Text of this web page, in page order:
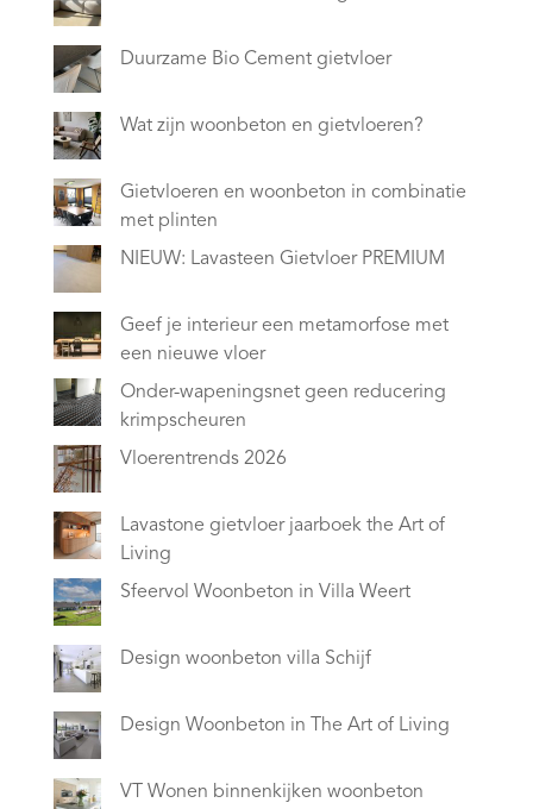
Duurzame Bio Cement gietvloer
Wat zijn woonbeton en gietvloeren?
Gietvloeren en woonbeton in combinatie
met plinten
NIEUW: Lavasteen Gietvloer PREMIUM
Geef je interieur een metamorfose met
een nieuwe vloer
Onder-wapeningsnet geen reducering
krimpscheuren
Vloerentrends 2026
Lavastone gietvloer jaarboek the Art of
Living
Sfeervol Woonbeton in Villa Weert
Design woonbeton villa Schijf
Design Woonbeton in The Art of Living
VT Wonen binnenkijken woonbeton